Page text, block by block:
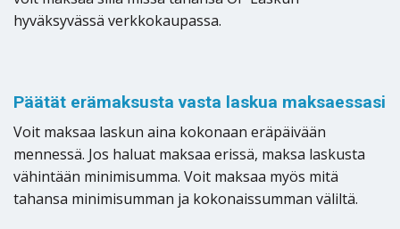
hyväksyvässä verkkokaupassa.
Päätät erämaksusta vasta laskua maksaessasi
Voit maksaa laskun aina kokonaan eräpäivään
mennessä. Jos haluat maksaa erissä, maksa laskusta
vähintään minimisumma. Voit maksaa myös mitä
tahansa minimisumman ja kokonaissumman väliltä.